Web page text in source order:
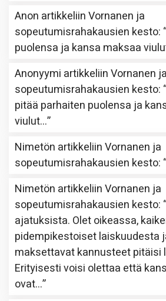
Anon artikkeliinVornanen ja
sopeutumisrahakausien kesto:
puolensa ja kansa maksaa
Anonyymi artikkeliinVornanen ja
sopeutumisrahakausien kesto:
pitää parhaiten puolensa ja
viulut…”
Nimetön artikkeliinVornanen ja
sopeutumisrahakausien kesto:
Nimetön artikkeliinVornanen ja
sopeutumisrahakausien kesto:
ajatuksista. Olet oikeassa,
pidempikestoiset laiskuudesta
maksettavat kannusteet pitäisi
Erityisesti voisi olettaa että
ovat…”